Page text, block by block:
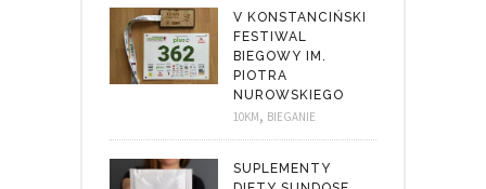
V KONSTANCIŃSKI
FESTIWAL
BIEGOWY IM.
PIOTRA
NUROWSKIEGO
10KM, BIEGANIE
SUPLEMENTY